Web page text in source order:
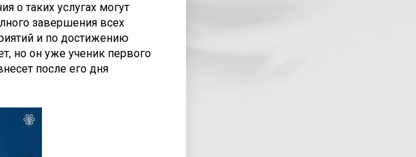
о таких услугах могут
завершения всех
и по достижению
но он уже ученик первого
после его дня